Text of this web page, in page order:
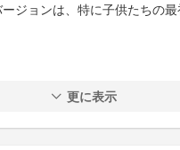
ジョンは、特に子供たちの
更に表示